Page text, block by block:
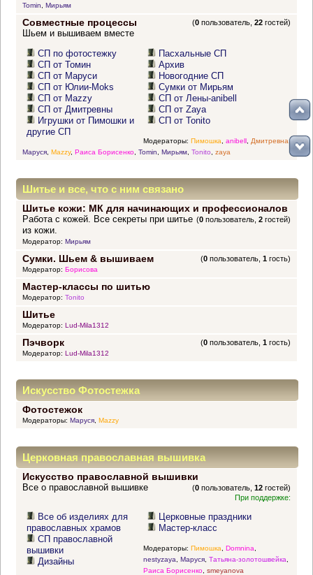
Tomin
Мирьям
Совместные процессы (0 пользователь,22 гостей)
Шьем и вышиваем вместе
СП по фотостежку
СП от Томин
СП от Маруси
СП от Юлии-Moks
СП от Mazzy
СП от Дмитревны
Игрушки от Пимошки и
другие СП
Пасхальные СП
Архив
Новогодние СП
Сумки от Мирьям
СП от Лены-anibell
СП от Zaya
СП от Tonito
Модераторы: Пимошка anibell, Дмитревна,
Маруся, Mazzy, Раиса Борисенко, Tomin Мирьям, Tonito zaya
Шитье и все, что с ним связано
Шитье кожи: МК для начинающих и профессионалов
(0 пользователь,2 гостей)
Работа с кожей. Все секреты при шитье
из кожи.
Модератор: Мирьям
Сумки. Шьем & вышиваем (0 пользователь,1 гость)
Модератор: Борисова
Мастер-классы по шитью
Модератор: Tonito
Шитье
Модератор: Lud-Mila1312
Пэчворк (0 пользователь,1 гость)
Модератор: Lud-Mila1312
Искусство Фотостежка
Фотостежок
Модераторы: Маруся, Mazzy
Церковная православная вышивка
Искусство православной вышивки
(0 пользователь,12 гостей)
Все о православной вышивке
При поддержке:
Все об изделиях для
православных храмов
СП православной
вышивки
Дизайны
Церковные праздники
Мастер-класс
Модераторы: Пимошка Domnina
nestyzaya
Маруся, Татьяна-золотошвейка
Раиса Борисенко, smeyanova